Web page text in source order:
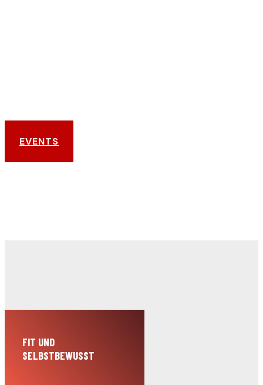
EVENTS
FIT UND
SELBSTBEWUSST